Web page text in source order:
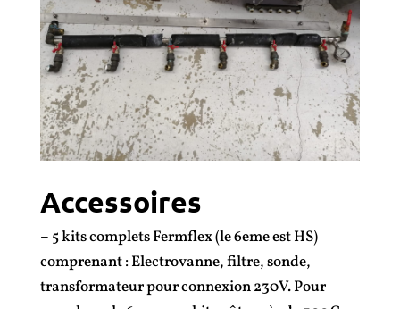
Accessoires
– 5 kits complets Fermflex (le 6eme est HS)
comprenant : Electrovanne, filtre, sonde,
transformateur pour connexion 230V. Pour